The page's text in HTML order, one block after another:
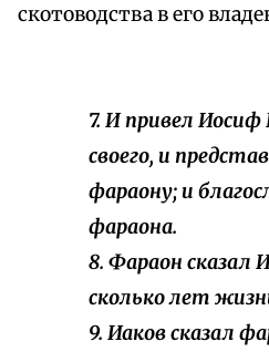
скотоводства в его
7. И привел
своего, и
фараону; и
фараона.
8. Фараон сказал
сколько лет
9. Иаков сказал